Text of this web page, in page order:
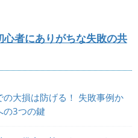
者にありがちな失敗の共
の大損は防げる！ 失敗事例か
の3つの鍵